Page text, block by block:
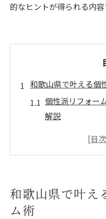
的なヒントが得られる内容
和歌山県で叶える個
個性派リフォー
解説
和歌山県で理想
和歌山の工務店
和歌山県で叶え
ム術